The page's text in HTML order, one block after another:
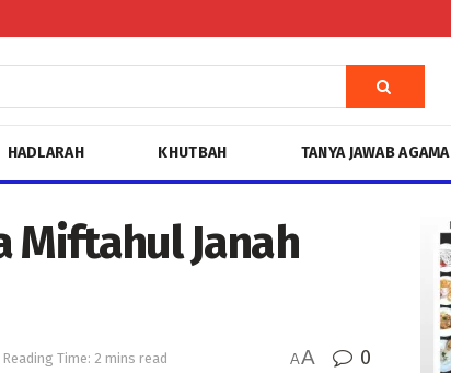
HADLARAH KHUTBAH TANYA JAWAB AGAMA
Miftahul Janah
Reading Time: 2 mins read AA 0